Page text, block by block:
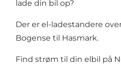
lade din bil op?
Der er el-ladestandere
Bogense til Hasmark.
Find strøm til din elbil på